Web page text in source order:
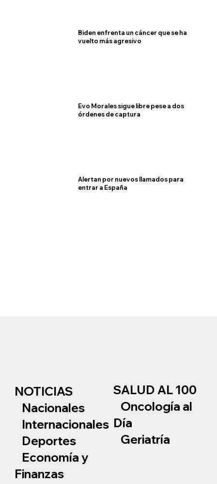
Biden enfrenta un cáncer que se ha
vuelto más agresivo
Evo Morales sigue libre pese a dos
órdenes de captura
Alertan por nuevos llamados para
entrar a España
NOTICIAS
Nacionales
Internacionales
Deportes
Economía y
Finanzas
SALUD AL 100
Oncología al
Día
Geriatría